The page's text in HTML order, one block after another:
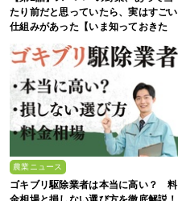
たり前だと思っていたら、実はすごい
仕組みがあった【いま知っておきた
い、これからの”食”の話】
農業ニュース
ゴキブリ駆除業者は本当に高い？ 料